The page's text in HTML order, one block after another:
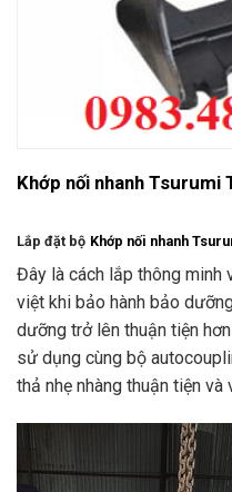
Khớp nối nhanh Tsurumi
Lắp đặt bộ Khớp nối nhanh
Đây là cách lắp thông minh
việt khi bảo hành bảo
dưỡng trở lên thuận tiện
sử dụng cùng bộ
thả nhẹ nhàng thuận tiện